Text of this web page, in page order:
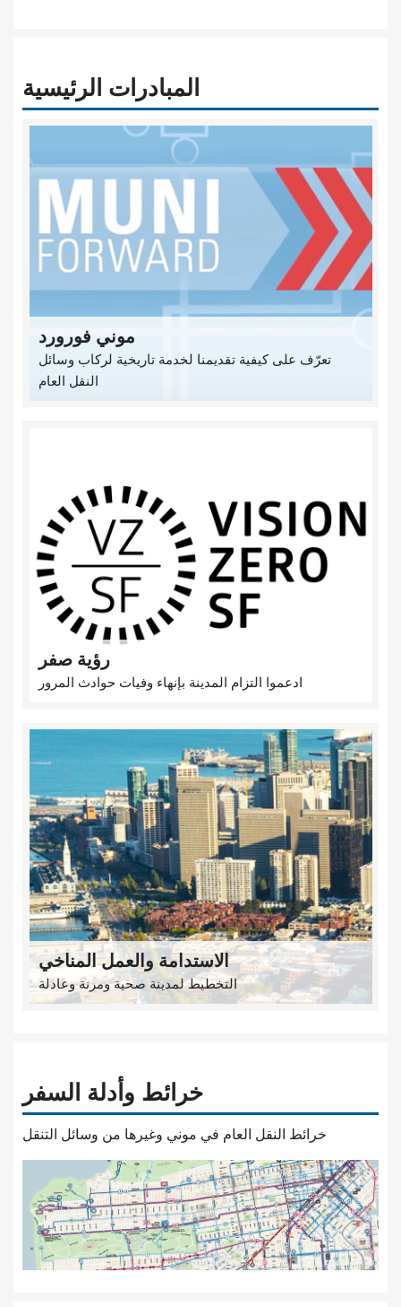
المبادرات الرئيسية
موني فورورد
تعرّف على كيفية تقديمنا لخدمة تاريخية لركاب وسائل
النقل العام
رؤية صفر
ادعموا التزام المدينة بإنهاء وفيات حوادث المرور
الاستدامة والعمل المناخي
التخطيط لمدينة صحية ومرنة وعادلة
خرائط وأدلة السفر
خرائط النقل العام في موني وغيرها من وسائل التنقل